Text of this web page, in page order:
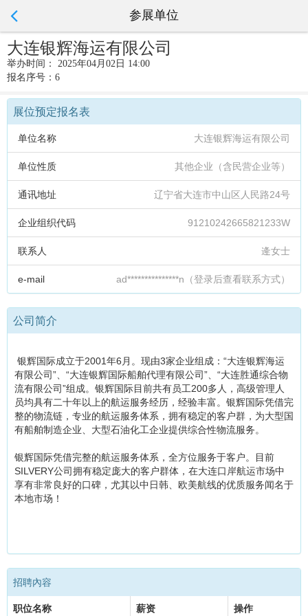
参展单位
大连银辉海运有限公司
举办时间： 2025年04月02日 14:00
报名序号：6
展位预定报名表
单位名称 大连银辉海运有限公司
单位性质 其他企业（含民营企业等）
通讯地址 辽宁省大连市中山区人民路24号
企业组织代码 91210242665821233W
联系人 逄女士
e-mail ad***************n（登录后查看联系方式）
公司简介
银辉国际成立于2001年6月。现由3家企业组成：“大连银辉海运
有限公司”、“大连银辉国际船舶代理有限公司”、“大连胜通综合物
流有限公司”组成。银辉国际目前共有员工200多人，高级管理人
员均具有二十年以上的航运服务经历，经验丰富。银辉国际凭借完
整的物流链，专业的航运服务体系，拥有稳定的客户群，为大型国
有船舶制造企业、大型石油化工企业提供综合性物流服务。
银辉国际凭借完整的航运服务体系，全方位服务于客户。目前
SILVERY公司拥有稳定庞大的客户群体，在大连口岸航运市场中
享有非常良好的口碑，尤其以中日韩、欧美航线的优质服务闻名于
本地市场！
招聘內容
职位名称 薪资 操作